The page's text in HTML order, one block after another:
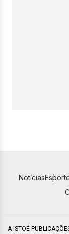
Notícias
A ISTOÉ